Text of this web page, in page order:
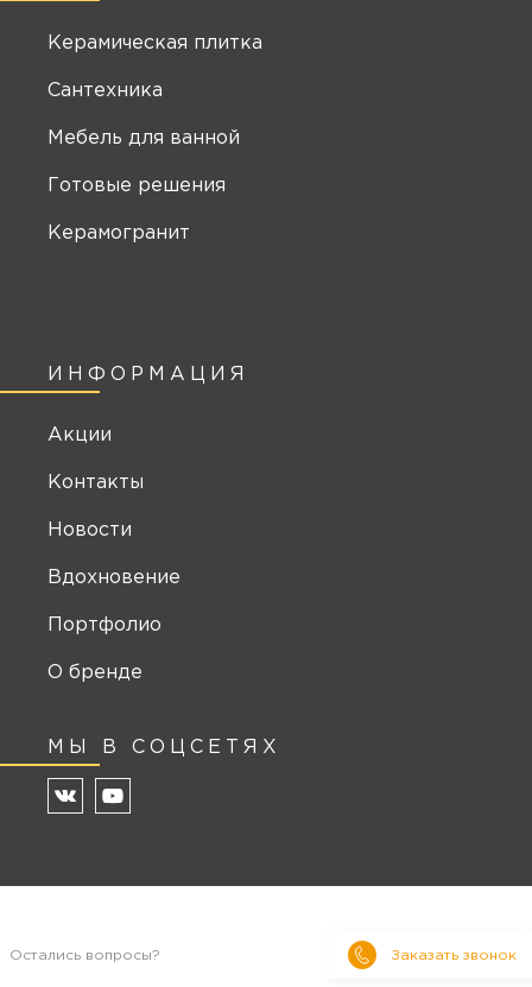
Остались вопросы? Заказать звонок
ИНФОРМАЦИЯ
Акции
Контакты
Новости
Вдохновение
Портфолио
О бренде
МЫ В СОЦСЕТЯХ
Керамическая плитка
Сантехника
Мебель для ванной
Готовые решения
Керамогранит